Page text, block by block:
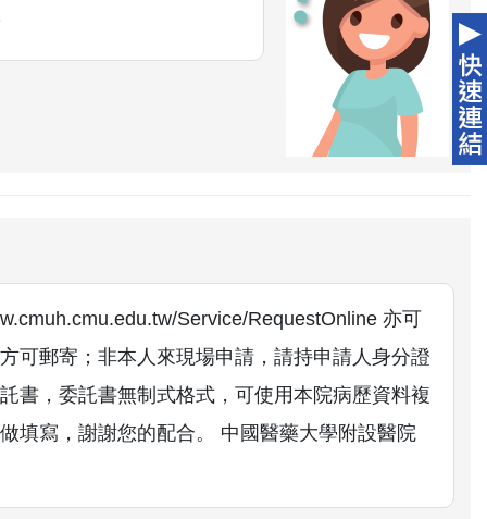
Service/RequestOnline 亦可
可郵寄；非本人來現場申請，請持申請人身分證
書，委託書無制式格式，可使用本院病歷資料複
填寫，謝謝您的配合。 中國醫藥大學附設醫院